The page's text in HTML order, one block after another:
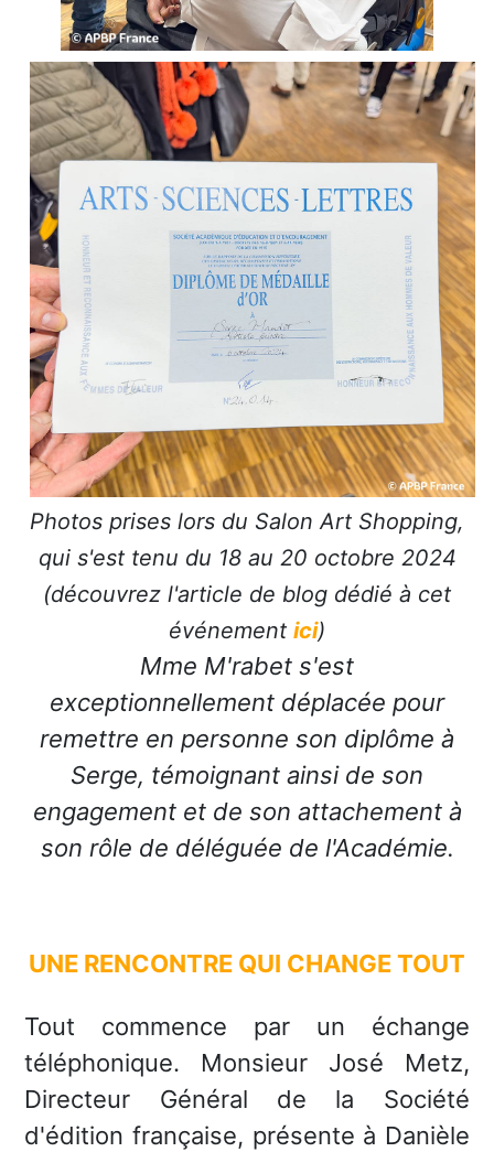
Photos prises lors du Salon Art Shopping,
qui s'est tenu du 18 au 20 octobre 2024
(découvrez l'article de blog dédié à cet
événement ici)
Mme M'rabet s'est
exceptionnellement déplacée pour
remettre en personne son diplôme à
Serge, témoignant ainsi de son
engagement et de son attachement à
son rôle de déléguée de l'Académie.
UNE RENCONTRE QUI CHANGE TOUT
Tout commence par un échange
téléphonique. Monsieur José Metz,
Directeur Général de la Société
d'édition française, présente à Danièle